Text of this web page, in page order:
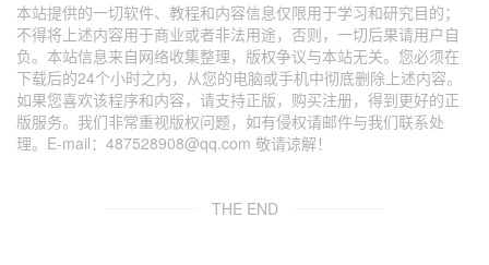
本站提供的一切软件、教程和内容信息仅限用于学习和研究目的；
不得将上述内容用于商业或者非法用途，否则，一切后果请用户自
负。本站信息来自网络收集整理，版权争议与本站无关。您必须在
下载后的24个小时之内，从您的电脑或手机中彻底删除上述内容。
如果您喜欢该程序和内容，请支持正版，购买注册，得到更好的正
版服务。我们非常重视版权问题，如有侵权请邮件与我们联系处
理。E-mail：487528908@qq.com 敬请谅解！
THE END